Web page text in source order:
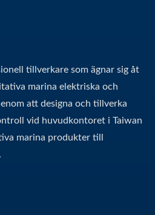
tillverkare som ägnar sig åt
marina elektriska och
att designa och tillverka
vid huvudkontoret i Taiwan
marina produkter till